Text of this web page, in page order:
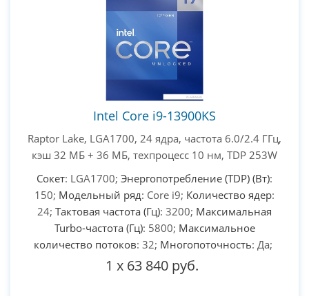
PC-Arena на карте Москвы — Яндекс Карты
Intel Core i9-13900KS
Raptor Lake, LGA1700, 24 ядра, частота 6.0/2.4 ГГц,
кэш 32 МБ + 36 МБ, техпроцесс 10 нм, TDP 253W
Сокет: LGA1700; Энергопотребление (TDP) (Вт):
150; Модельный ряд: Core i9; Количество ядер:
24; Тактовая частота (Гц): 3200; Максимальная
Turbo-частота (Гц): 5800; Максимальное
количество потоков: 32; Многопоточность: Да;
1 x 63 840 руб.